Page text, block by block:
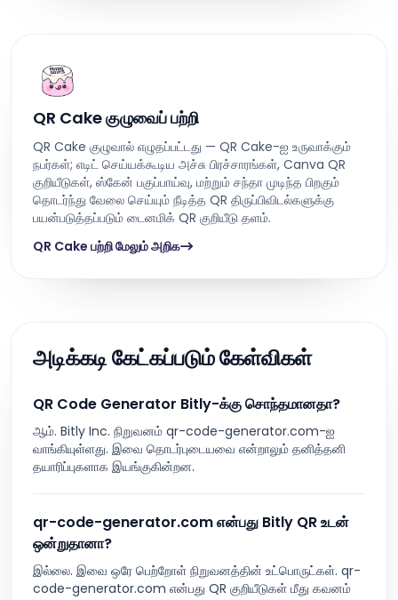
QR Cake குழுவைப் பற்றி
QR Cake குழுவால் எழுதப்பட்டது — QR Cake-ஐ உருவாக்கும்
நபர்கள்; எடிட் செய்யக்கூடிய அச்சு பிரச்சாரங்கள், Canva QR
குறியீடுகள், ஸ்கேன் பகுப்பாய்வு, மற்றும் சந்தா முடிந்த பிறகும்
தொடர்ந்து வேலை செய்யும் நீடித்த QR திருப்பிவிடல்களுக்கு
பயன்படுத்தப்படும் டைனமிக் QR குறியீடு தளம்.
QR Cake பற்றி மேலும் அறிக
அடிக்கடி கேட்கப்படும் கேள்விகள்
QR Code Generator Bitly-க்கு சொந்தமானதா?
ஆம். Bitly Inc. நிறுவனம் qr-code-generator.com-ஐ
வாங்கியுள்ளது. இவை தொடர்புடையவை என்றாலும் தனித்தனி
தயாரிப்புகளாக இயங்குகின்றன.
qr-code-generator.com என்பது Bitly QR உடன்
ஒன்றுதானா?
இல்லை. இவை ஒரே பெற்றோள் நிறுவனத்தின் உட்பொருட்கள். qr-
code-generator.com என்பது QR குறியீடுகள் மீது கவனம்